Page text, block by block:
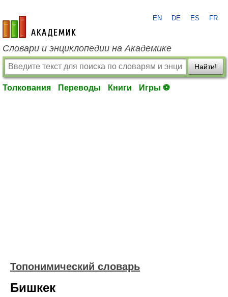
academic.ru
EN DE ES FR
Словари и энциклопедии на Академике
Найти!
Толкования Переводы Книги Игры ⚽
Топонимический словарь
Бишкек